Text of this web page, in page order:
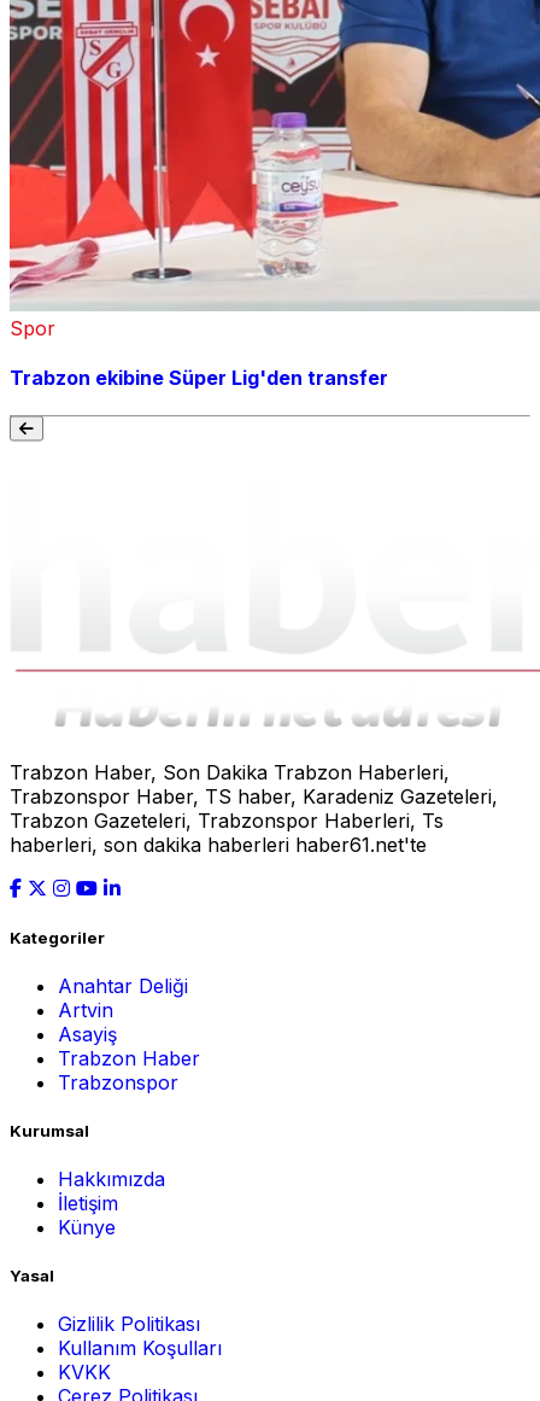
Spor
Trabzon ekibine Süper Lig'den transfer
Trabzon Haber, Son Dakika Trabzon Haberleri,
Trabzonspor Haber, TS haber, Karadeniz Gazeteleri,
Trabzon Gazeteleri, Trabzonspor Haberleri, Ts
haberleri, son dakika haberleri haber61.net'te
Kategoriler
Anahtar Deliği
Artvin
Asayiş
Trabzon Haber
Trabzonspor
Kurumsal
Hakkımızda
İletişim
Künye
Yasal
Gizlilik Politikası
Kullanım Koşulları
KVKK